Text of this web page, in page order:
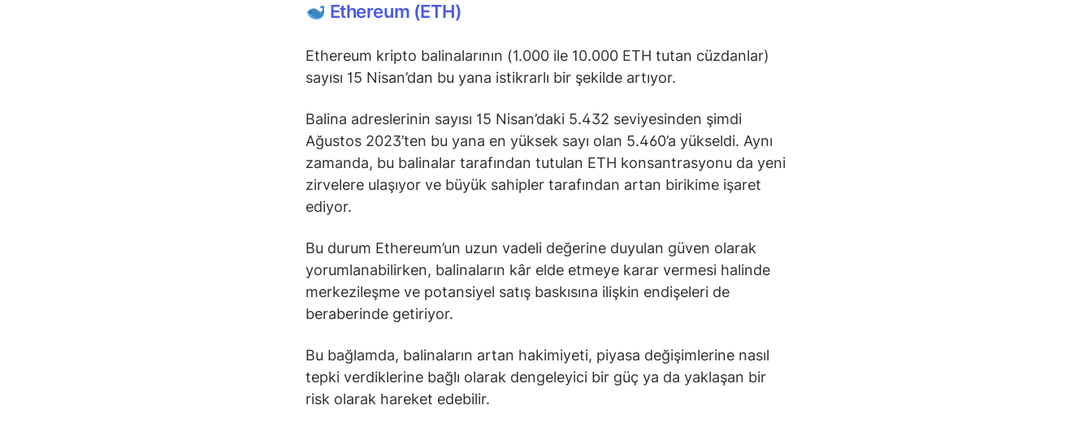
Ethereum (ETH)
Ethereum kripto balinalarının (1.000 ile 10.000 ETH tutan cüzdanlar)
sayısı 15 Nisan’dan bu yana istikrarlı bir şekilde artıyor.
Balina adreslerinin sayısı 15 Nisan’daki 5.432 seviyesinden şimdi
Ağustos 2023’ten bu yana en yüksek sayı olan 5.460’a yükseldi. Aynı
zamanda, bu balinalar tarafından tutulan ETH konsantrasyonu da yeni
zirvelere ulaşıyor ve büyük sahipler tarafından artan birikime işaret
ediyor.
Bu durum Ethereum’un uzun vadeli değerine duyulan güven olarak
yorumlanabilirken, balinaların kâr elde etmeye karar vermesi halinde
merkezileşme ve potansiyel satış baskısına ilişkin endişeleri de
beraberinde getiriyor.
Bu bağlamda, balinaların artan hakimiyeti, piyasa değişimlerine nasıl
tepki verdiklerine bağlı olarak dengeleyici bir güç ya da yaklaşan bir
risk olarak hareket edebilir.